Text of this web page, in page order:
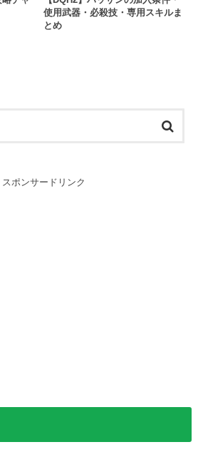
使用武器・必殺技・専用スキルま
とめ
スポンサードリンク